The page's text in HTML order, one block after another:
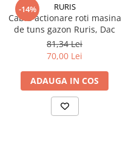
-14% RURIS
Cablu actionare roti masina
de tuns gazon Ruris, Dac
81,34 Lei
70,00 Lei
ADAUGA IN COS